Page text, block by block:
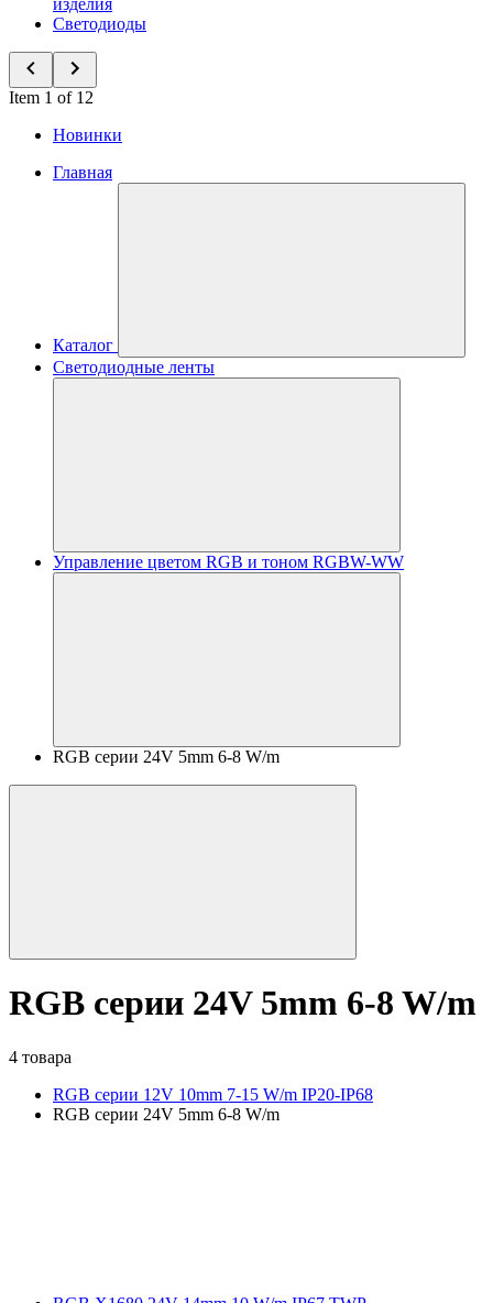
изделия
Светодиоды
Item 1 of 12
Новинки
Главная
Каталог
Светодиодные ленты
Управление цветом RGB и тоном RGBW-WW
RGB серии 24V 5mm 6-8 W/m
RGB серии 24V 5mm 6-8 W/m
4 товара
RGB серии 12V 10mm 7-15 W/m IP20-IP68
RGB серии 24V 5mm 6-8 W/m